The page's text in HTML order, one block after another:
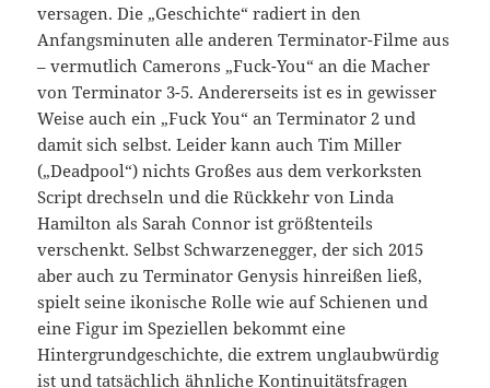
versagen. Die „Geschichte“ radiert in den
Anfangsminuten alle anderen Terminator-Filme aus
– vermutlich Camerons „Fuck-You“ an die Macher
von Terminator 3-5. Andererseits ist es in gewisser
Weise auch ein „Fuck You“ an Terminator 2 und
damit sich selbst. Leider kann auch Tim Miller
(„Deadpool“) nichts Großes aus dem verkorksten
Script drechseln und die Rückkehr von Linda
Hamilton als Sarah Connor ist größtenteils
verschenkt. Selbst Schwarzenegger, der sich 2015
aber auch zu Terminator Genysis hinreißen ließ,
spielt seine ikonische Rolle wie auf Schienen und
eine Figur im Speziellen bekommt eine
Hintergrundgeschichte, die extrem unglaubwürdig
ist und tatsächlich ähnliche Kontinuitätsfragen